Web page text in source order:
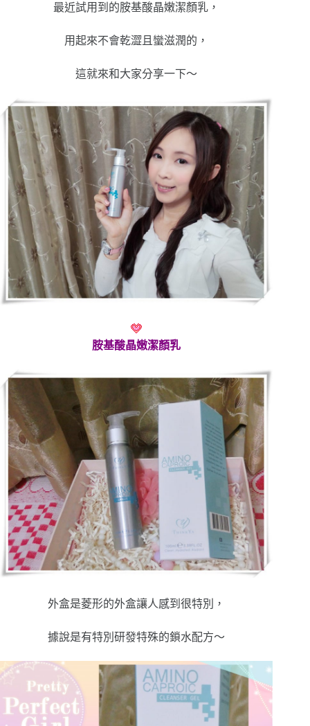
最近試用到的胺基酸晶嫩潔顏乳，
用起來不會乾澀且蠻滋潤的，
這就來和大家分享一下～
胺基酸晶嫩潔顏乳
外盒是菱形的外盒讓人感到很特別，
據說是有特別研發特殊的鎖水配方～